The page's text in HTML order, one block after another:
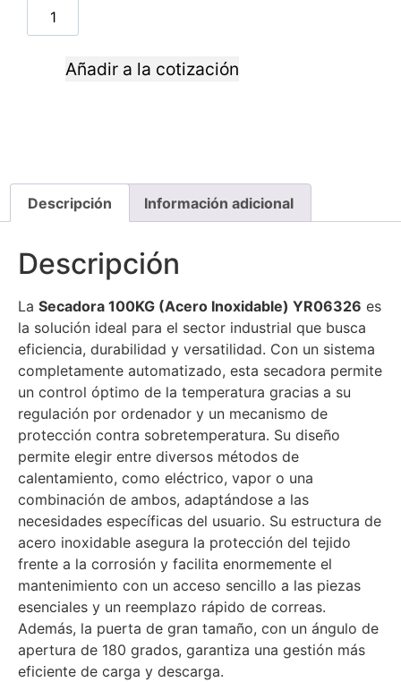
Añadir a la cotización
Descripción Información adicional
Descripción
La Secadora 100KG (Acero Inoxidable) YR06326 es
la solución ideal para el sector industrial que busca
eficiencia, durabilidad y versatilidad. Con un sistema
completamente automatizado, esta secadora permite
un control óptimo de la temperatura gracias a su
regulación por ordenador y un mecanismo de
protección contra sobretemperatura. Su diseño
permite elegir entre diversos métodos de
calentamiento, como eléctrico, vapor o una
combinación de ambos, adaptándose a las
necesidades específicas del usuario. Su estructura de
acero inoxidable asegura la protección del tejido
frente a la corrosión y facilita enormemente el
mantenimiento con un acceso sencillo a las piezas
esenciales y un reemplazo rápido de correas.
Además, la puerta de gran tamaño, con un ángulo de
apertura de 180 grados, garantiza una gestión más
eficiente de carga y descarga.